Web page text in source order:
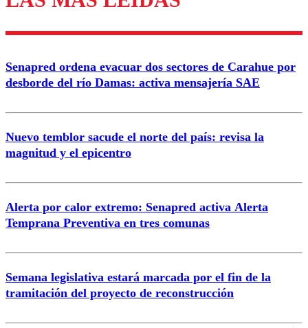
Enviar comentario
Senapred ordena evacuar dos sectores de Carahue por
desborde del río Damas: activa mensajería SAE
Nuevo temblor sacude el norte del país: revisa la
magnitud y el epicentro
Alerta por calor extremo: Senapred activa Alerta
Temprana Preventiva en tres comunas
Semana legislativa estará marcada por el fin de la
tramitación del proyecto de reconstrucción